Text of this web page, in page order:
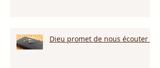
Dieu promet de nous écouter !